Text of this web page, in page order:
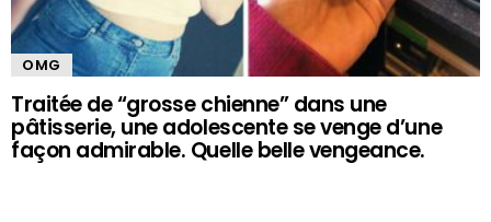
OMG
Traitée de “grosse chienne” dans une
pâtisserie, une adolescente se venge d’une
façon admirable. Quelle belle vengeance.